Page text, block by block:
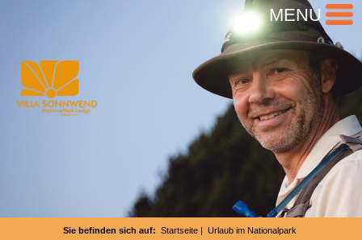
MENU
Sie befinden sich auf: Startseite | Urlaub im Nationalpark